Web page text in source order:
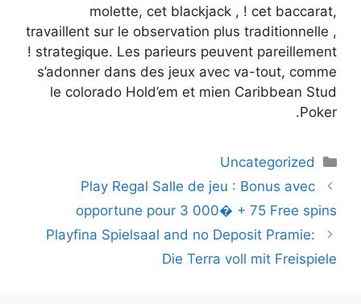
molette, cet blackjack , ! cet baccarat,
travaillent sur le observation plus traditionnelle ,
! strategique. Les parieurs peuvent pareillement
s’adonner dans des jeux avec va-tout, comme
le colorado Hold’em et mien Caribbean Stud
Poker.
دسته‌ها
Uncategorized
ناوبری
نوشته‌ها
Play Regal Salle de jeu : Bonus avec
opportune pour 3 000� + 75 Free spins
Playfina Spielsaal and no Deposit Pramie:
Die Terra voll mit Freispiele